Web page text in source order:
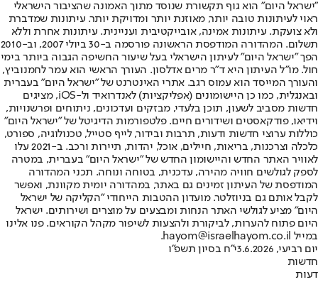
"ישראל היום" הוא גוף תקשורת שנוסד מתוך האמונה שהציבור הישראלי
ראוי לעיתונות טובה יותר, מאוזנת יותר ומדויקת יותר. עיתונות שמדברת
ולא צועקת. עיתונות אמינה, אובייקטיבית ועניינית. עיתונות אחרת וללא
תשלום. המהדורה המודפסת הראשונה פורסמה ב-30 ביולי 2007, וב-2010
הפך "ישראל היום" לעיתון הישראלי בעל שיעור החשיפה הגבוה ביותר בימי
חול. מו"ל העיתון היא ד"ר מרים אדלסון. העורך הראשי הוא עמר לחמנוביץ,
והעורך המייסד הוא עמוס רגב. אתרי האינטרנט של "ישראל היום" בעברית
ובאנגלית, כמו כן היישומונים (אפליקציות) לאנדרואיד ול-iOS, מציגים
חדשות מסביב לשעון, תוכן בלעדי, מבזקים ועדכונים, ניתוחים ופרשנויות,
וידיאו, פודקאסטים ושידורים חיים. פלטפורמות הדיגיטל של "ישראל היום"
כוללות ערוצי חדשות ודעות, תרבות ובידור, לייף סטייל, טכנולוגיה, ספורט,
כלכלה וצרכנות, בריאות, חיילים, אוכל, יהדות, תיירות ורכב. ב-2021 עלו
לאוויר האתר החדש והיישומון החדש של "ישראל היום" בעברית, במטרה
לספק לגולשים חוויה מהירה, עדכנית, בטוחה ונוחה. תכני המהדורה
המודפסת של העיתון זמינים גם באתר, במהדורה יומית מקוונת, ואפשר
לקבל אותם גם בניוזלטר. מועדון ההטבות הייחודי "הקליקה של ישראל
היום" מציע לגולשי האתר הנחות ומבצעים על מוצרים ושירותים. ישראל
היום פתוח להערות, לביקורת ולהצעות לשיפור מקהל הקוראים. פנו אלינו
במייל hayom@israelhayom.co.il.
יום רביעי, 3.6.2026
י"ח בסיון תשפ"ו
חדשות
דעות